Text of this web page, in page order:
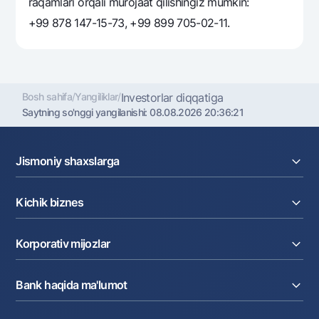
+99 878 147-15-73, +99 899 705-02-11.
Bosh sahifa/Yangiliklar/Investorlar diqqatiga
Saytning so'nggi yangilanishi:08.08.2026 20:36:21
Jismoniy shaxslarga
Omonatlar
Kartalar
Pul oʻtkazmalari
Valyutalar kursi
Aksiyalar
Milliy mobil ilovasi
Kichik biznes
Kreditlar
Ekvayring
Depozitlar
Kartalar
Korporativ mijozlar
Faktoring
Akkreditiv
Bank haqida ma'lumot